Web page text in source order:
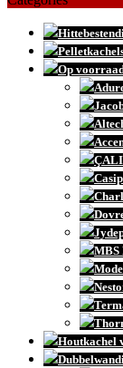
Op
MBS
Houtkachel